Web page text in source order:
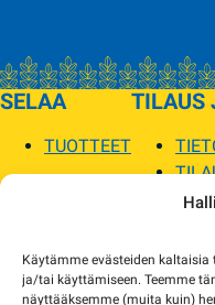
Käytämme evästeiden
ja/tai käyttämiseen. Teemme
näyttääksemme (muita kuin)
SELAA
TUOTTEET
TILAUS
MYYMÄLÄT JA